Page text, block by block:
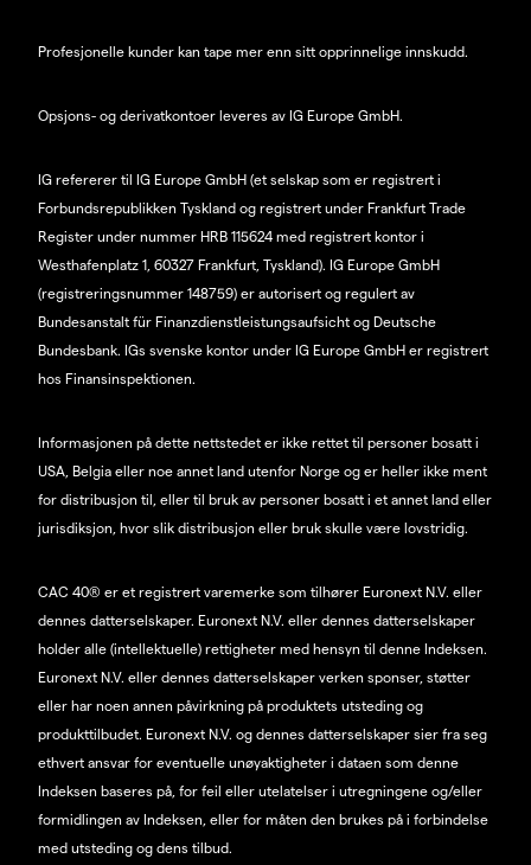
Profesjonelle kunder kan tape mer enn sitt opprinnelige innskudd.
Opsjons- og derivatkontoer leveres av IG Europe GmbH.
IG refererer til IG Europe GmbH (et selskap som er registrert i
Forbundsrepublikken Tyskland og registrert under Frankfurt Trade
Register under nummer HRB 115624 med registrert kontor i
Westhafenplatz 1, 60327 Frankfurt, Tyskland). IG Europe GmbH
(registreringsnummer 148759) er autorisert og regulert av
Bundesanstalt für Finanzdienstleistungsaufsicht og Deutsche
Bundesbank. IGs svenske kontor under IG Europe GmbH er registrert
hos Finansinspektionen.
Informasjonen på dette nettstedet er ikke rettet til personer bosatt i
USA, Belgia eller noe annet land utenfor Norge og er heller ikke ment
for distribusjon til, eller til bruk av personer bosatt i et annet land eller
jurisdiksjon, hvor slik distribusjon eller bruk skulle være lovstridig.
CAC 40® er et registrert varemerke som tilhører Euronext N.V. eller
dennes datterselskaper. Euronext N.V. eller dennes datterselskaper
holder alle (intellektuelle) rettigheter med hensyn til denne Indeksen.
Euronext N.V. eller dennes datterselskaper verken sponser, støtter
eller har noen annen påvirkning på produktets utsteding og
produkttilbudet. Euronext N.V. og dennes datterselskaper sier fra seg
ethvert ansvar for eventuelle unøyaktigheter i dataen som denne
Indeksen baseres på, for feil eller utelatelser i utregningene og/eller
formidlingen av Indeksen, eller for måten den brukes på i forbindelse
med utsteding og dens tilbud.